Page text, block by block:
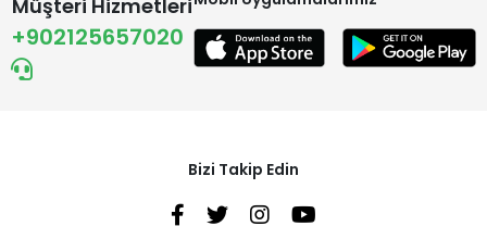
Müşteri Hizmetleri
+902125657020
Bizi Takip Edin